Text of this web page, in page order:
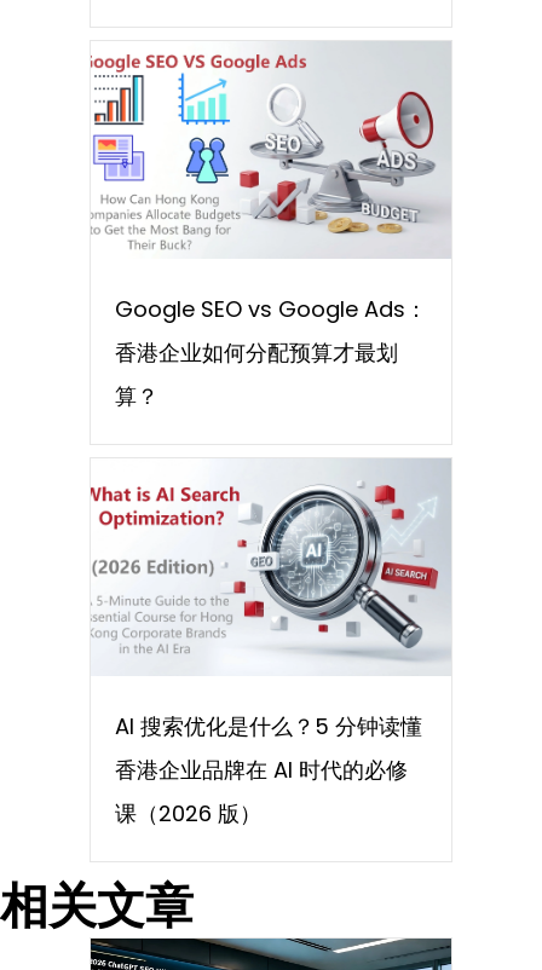
Google SEO vs Google Ads：
香港企业如何分配预算才最划
算？
AI 搜索优化是什么？5 分钟读懂
香港企业品牌在 AI 时代的必修
课（2026 版）
相关文章